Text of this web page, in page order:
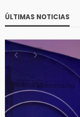
ÚLTIMAS NOTICIAS